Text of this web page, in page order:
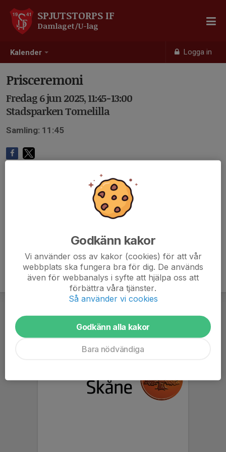
Kalender Logga in
SPJUTSTORPS IF
Damlaget/U-lag
Prisceremoni
Fredag 6 jun 2025, 11:45-13:00
Stadsparken Tomelilla
Samling: 11:45
Godkänn kakor
Vi använder oss av kakor (cookies) för att vår
webbplats ska fungera bra för dig. De används
även för webbanalys i syfte att hjälpa oss att
förbättra våra tjänster.
Så använder vi cookies
Godkänn alla kakor
Bara nödvändiga